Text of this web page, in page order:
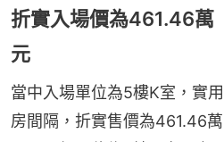
折實入場價為461.46
元
當中入場單位為5樓K室，實
房間隔，折實售價為461.46